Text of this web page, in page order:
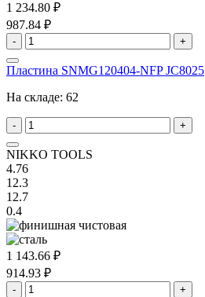
1 234.80 ₽
987.84 ₽
- +
Пластина SNMG120404-NFP JC8025
На складе: 62
- +
NIKKO TOOLS
4.76
12.3
12.7
0.4
1 143.66 ₽
914.93 ₽
- +